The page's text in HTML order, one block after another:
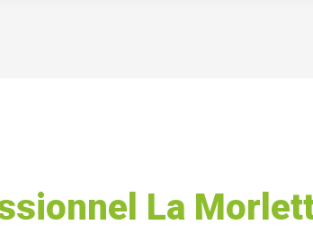
La